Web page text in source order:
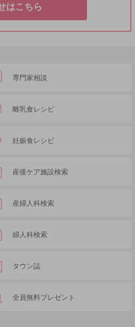
はこちら
専門家相談
離乳食レシピ
妊娠食レシピ
産後ケア施設検索
産婦人科検索
婦人科検索
タウン誌
全員無料プレゼント